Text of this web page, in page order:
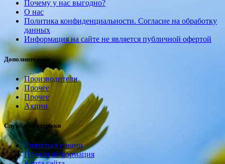
Почему у нас выгодно?
О нас
Политика конфиденциальности. Согласие на обработку
данных
Информация на сайте не является публичной офертой
Дополнительно
Производители
Прочее
Прочее
Акции
Служба поддержки
Связаться с нами
Прочая информация